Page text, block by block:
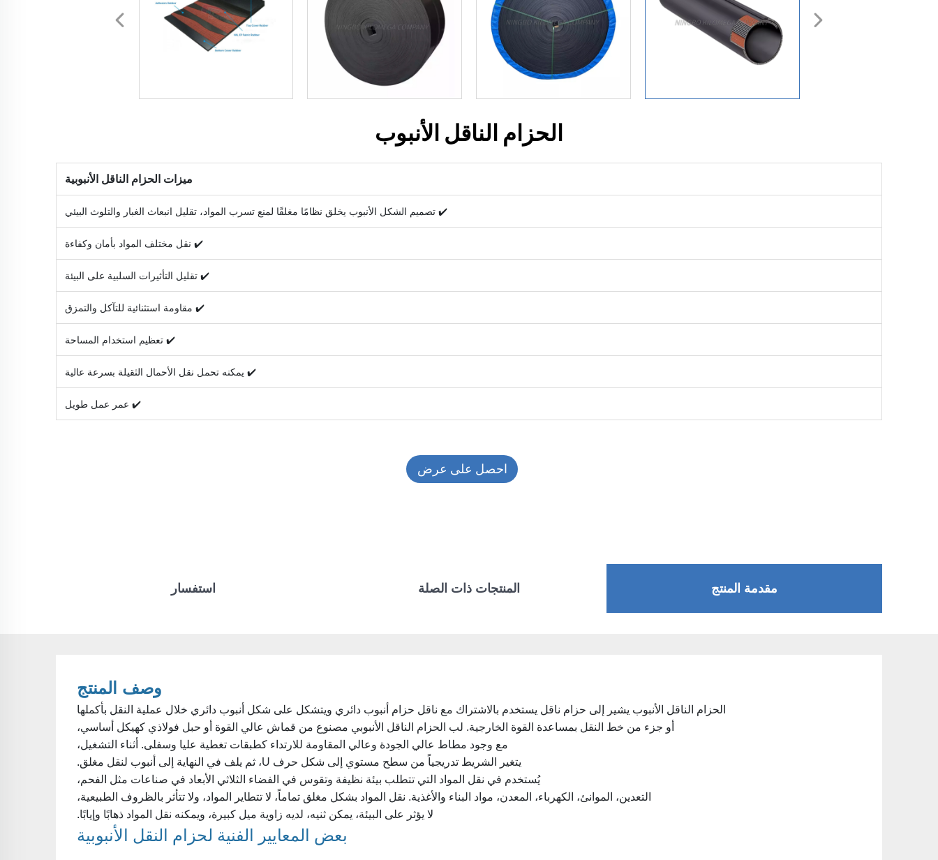
الحزام الناقل الأنبوب
ميزات الحزام الناقل الأنبوبية
✔️ تصميم الشكل الأنبوب يخلق نظامًا مغلقًا لمنع تسرب المواد، تقليل انبعاث الغبار والتلوث البيئي
✔️ نقل مختلف المواد بأمان وكفاءة
✔️ تقليل التأثيرات السلبية على البيئة
✔️ مقاومة استثنائية للتآكل والتمزق
✔️ تعظيم استخدام المساحة
✔️ يمكنه تحمل نقل الأحمال الثقيلة بسرعة عالية
✔️ عمر عمل طويل
احصل على عرض
مقدمة المنتج المنتجات ذات الصلة استفسار
وصف المنتج
الحزام الناقل الأنبوب يشير إلى حزام ناقل يستخدم بالاشتراك مع ناقل حزام أنبوب دائري ويتشكل على شكل أنبوب دائري خلال عملية النقل بأكملها
أو جزء من خط النقل بمساعدة القوة الخارجية. لب الحزام الناقل الأنبوبي مصنوع من قماش عالي القوة أو حبل فولاذي كهيكل أساسي،
مع وجود مطاط عالي الجودة وعالي المقاومة للارتداء كطبقات تغطية عليا وسفلى. أثناء التشغيل،
يتغير الشريط تدريجياً من سطح مستوي إلى شكل حرف U، ثم يلف في النهاية إلى أنبوب لنقل مغلق.
يُستخدم في نقل المواد التي تتطلب بيئة نظيفة وتقوس في الفضاء الثلاثي الأبعاد في صناعات مثل الفحم،
التعدين، الموانئ، الكهرباء، المعدن، مواد البناء والأغذية. نقل المواد بشكل مغلق تماماً، لا تتطاير المواد، ولا تتأثر بالظروف الطبيعية،
لا يؤثر على البيئة، يمكن ثنيه، لديه زاوية ميل كبيرة، ويمكنه نقل المواد ذهابًا وإيابًا.
بعض المعايير الفنية لحزام النقل الأنبوبية